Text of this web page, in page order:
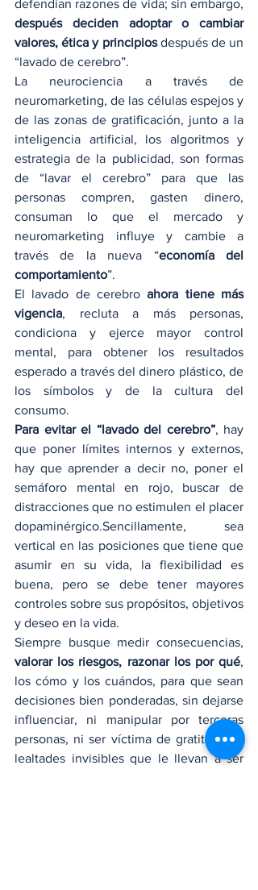
después deciden adoptar o cambiar
valores, ética y principios después de un
“lavado de cerebro”.
La neurociencia a través de
neuromarketing, de las células espejos y
de las zonas de gratificación, junto a la
inteligencia artificial, los algoritmos y
estrategia de la publicidad, son formas
de “lavar el cerebro” para que las
personas compren, gasten dinero,
consuman lo que el mercado y
neuromarketing influye y cambie a
través de la nueva “economía del
comportamiento”.
El lavado de cerebro ahora tiene más
vigencia, recluta a más personas,
condiciona y ejerce mayor control
mental, para obtener los resultados
esperado a través del dinero plástico, de
los símbolos y de la cultura del
consumo.
Para evitar el “lavado del cerebro”, hay
que poner límites internos y externos,
hay que aprender a decir no, poner el
semáforo mental en rojo, buscar de
distracciones que no estimulen el placer
dopaminérgico.Sencillamente, sea
vertical en las posiciones que tiene que
asumir en su vida, la flexibilidad es
buena, pero se debe tener mayores
controles sobre sus propósitos, objetivos
y deseo en la vida.
valorar los riesgos, razonar los por qué,
los cómo y los cuándos, para que sean
decisiones bien ponderadas, sin dejarse
influenciar, ni manipular por terceras
personas, ni ser víctima de gratitudes y
lealtades invisibles que le llevan a ser